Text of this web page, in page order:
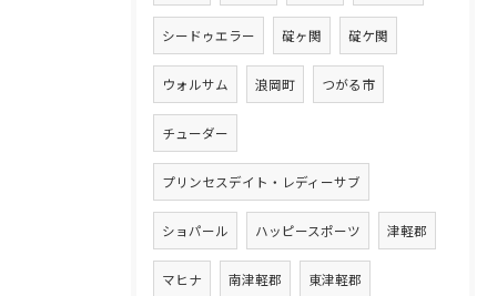
シードゥエラー 碇ヶ関 碇ケ関
ウォルサム 浪岡町 つがる市
チューダー
プリンセスデイト・レディーサブ
ショパール ハッピースポーツ 津軽郡
マヒナ 南津軽郡 東津軽郡